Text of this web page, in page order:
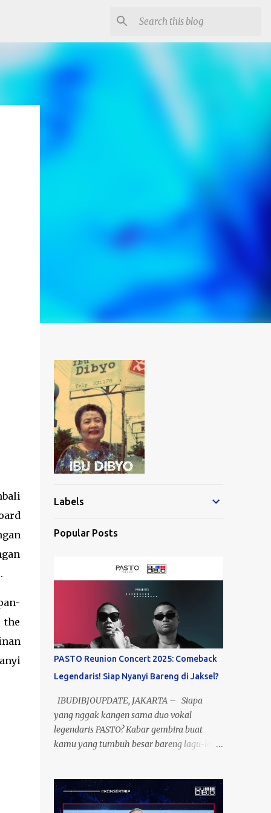
the
Labels
Popular Posts
PASTO Reunion Concert 2025: Comeback
Legendaris! Siap Nyanyi Bareng di Jaksel?
IBUDIBJOUPDATE, JAKARTA – Siapa
yang nggak kangen sama duo vokal
legendaris PASTO? Kabar gembira buat
kamu yang tumbuh besar bareng lagu-lagu
Yup, ini bukan mimpi, ini nyata! Event yang
dikasih nama “Past To Present” ini bakal